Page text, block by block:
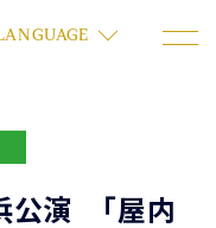
LANGUAGE
公演 「屋内